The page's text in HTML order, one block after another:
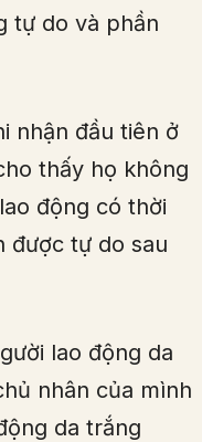
tự do và phần
nhận đầu tiên ở
thấy họ không
động có thời
được tự do sau
lao động da
nhân của mình
da trắng